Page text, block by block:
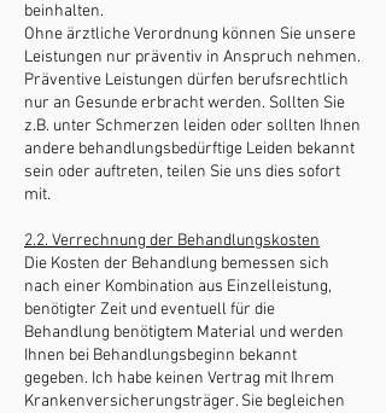
beinhalten.
Ohne ärztliche Verordnung können Sie unsere
Leistungen nur präventiv in Anspruch nehmen.
Präventive Leistungen dürfen berufsrechtlich
nur an Gesunde erbracht werden. Sollten Sie
z.B. unter Schmerzen leiden oder sollten Ihnen
andere behandlungsbedürftige Leiden bekannt
sein oder auftreten, teilen Sie uns dies sofort
mit.
2.2. Verrechnung der Behandlungskosten
Die Kosten der Behandlung bemessen sich
nach einer Kombination aus Einzelleistung,
benötigter Zeit und eventuell für die
Behandlung benötigtem Material und werden
Ihnen bei Behandlungsbeginn bekannt
gegeben. Ich habe keinen Vertrag mit Ihrem
Krankenversicherungsträger. Sie begleichen